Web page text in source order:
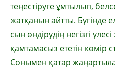
теңестіруге ұмтылып,
жатқанын айтты. Бүгінде
сын өндірудің негізгі
қамтамасыз ететін көмір
Сонымен қатар